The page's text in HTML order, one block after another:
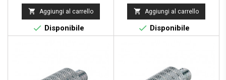
 Aggiungi al carrello
 Disponibile
 Aggiungi al carrello
 Disponibile